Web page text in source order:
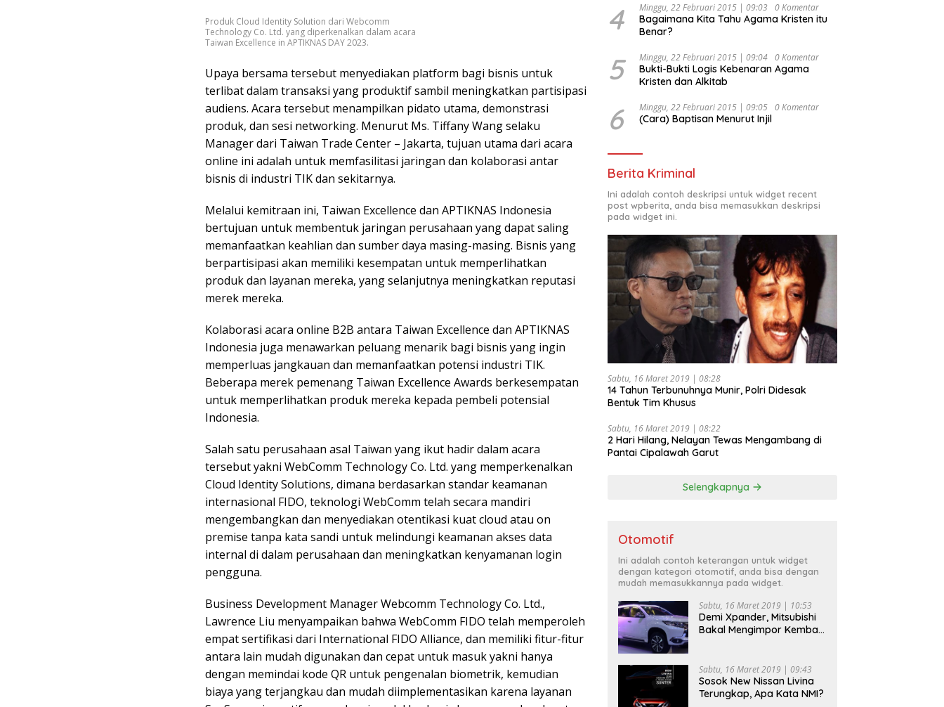
Produk Cloud Identity Solution dari Webcomm
Technology Co. Ltd. yang diperkenalkan dalam acara
Taiwan Excellence in APTIKNAS DAY 2023.
Upaya bersama tersebut menyediakan platform bagi bisnis untuk
terlibat dalam transaksi yang produktif sambil meningkatkan partisipasi
audiens. Acara tersebut menampilkan pidato utama, demonstrasi
produk, dan sesi networking. Menurut Ms. Tiffany Wang selaku
Manager dari Taiwan Trade Center – Jakarta, tujuan utama dari acara
online ini adalah untuk memfasilitasi jaringan dan kolaborasi antar
bisnis di industri TIK dan sekitarnya.
Melalui kemitraan ini, Taiwan Excellence dan APTIKNAS Indonesia
bertujuan untuk membentuk jaringan perusahaan yang dapat saling
memanfaatkan keahlian dan sumber daya masing-masing. Bisnis yang
berpartisipasi akan memiliki kesempatan untuk memperlihatkan
produk dan layanan mereka, yang selanjutnya meningkatkan reputasi
merek mereka.
Kolaborasi acara online B2B antara Taiwan Excellence dan APTIKNAS
Indonesia juga menawarkan peluang menarik bagi bisnis yang ingin
memperluas jangkauan dan memanfaatkan potensi industri TIK.
Beberapa merek pemenang Taiwan Excellence Awards berkesempatan
untuk memperlihatkan produk mereka kepada pembeli potensial
Indonesia.
Salah satu perusahaan asal Taiwan yang ikut hadir dalam acara
tersebut yakni WebComm Technology Co. Ltd. yang memperkenalkan
Cloud Identity Solutions, dimana berdasarkan standar keamanan
internasional FIDO, teknologi WebComm telah secara mandiri
mengembangkan dan menyediakan otentikasi kuat cloud atau on
premise tanpa kata sandi untuk melindungi keamanan akses data
internal di dalam perusahaan dan meningkatkan kenyamanan login
pengguna.
Business Development Manager Webcomm Technology Co. Ltd.,
Lawrence Liu menyampaikan bahwa WebComm FIDO telah memperoleh
empat sertifikasi dari International FIDO Alliance, dan memiliki fitur-fitur
antara lain mudah digunakan dan cepat untuk masuk yakni hanya
dengan memindai kode QR untuk pengenalan biometrik, kemudian
biaya yang terjangkau dan mudah diimplementasikan karena layanan
4 Minggu, 22 Februari 2015 | 09:03 0 Komentar
Bagaimana Kita Tahu Agama Kristen itu
Benar?
5 Minggu, 22 Februari 2015 | 09:04 0 Komentar
Bukti-Bukti Logis Kebenaran Agama
Kristen dan Alkitab
6 Minggu, 22 Februari 2015 | 09:05 0 Komentar
(Cara) Baptisan Menurut Injil
Berita Kriminal
Ini adalah contoh deskripsi untuk widget recent
post wpberita, anda bisa memasukkan deskripsi
pada widget ini.
Sabtu, 16 Maret 2019 | 08:28
14 Tahun Terbunuhnya Munir, Polri Didesak
Bentuk Tim Khusus
Sabtu, 16 Maret 2019 | 08:22
2 Hari Hilang, Nelayan Tewas Mengambang di
Pantai Cipalawah Garut
Selengkapnya
Otomotif
Ini adalah contoh keterangan untuk widget
dengan kategori otomotif, anda bisa dengan
mudah memasukkannya pada widget.
Sabtu, 16 Maret 2019 | 10:53
Demi Xpander, Mitsubishi
Bakal Mengimpor Kembali
Sabtu, 16 Maret 2019 | 09:43
Sosok New Nissan Livina
Terungkap, Apa Kata NMI?